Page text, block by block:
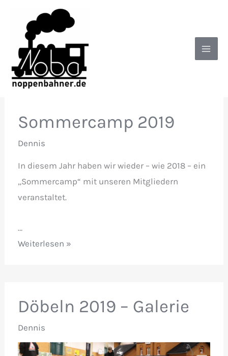
springen
Sommercamp 2019
Dennis
In diesem Jahr haben wir wieder – wie 2018 – ein
„Sommercamp“ mit unseren Mitgliedern
veranstaltet.
…
Sommercamp
Weiterlesen »
Döbeln 2019 – Galerie
Dennis